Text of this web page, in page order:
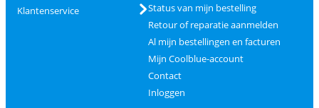
Klantenservice
Status van mijn bestelling
Retour of reparatie aanmelden
Al mijn bestellingen en facturen
Mijn Coolblue-account
Contact
Inloggen